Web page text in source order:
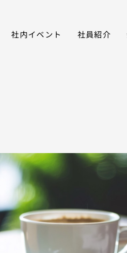
社内イベント 社員紹介